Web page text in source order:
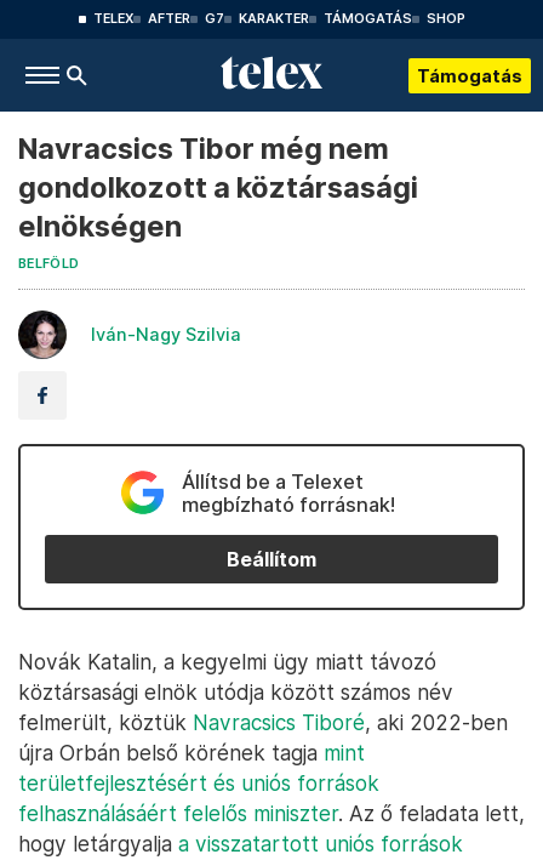
TELEX AFTER G7 KARAKTER TÁMOGATÁS SHOP
Támogatás
Navracsics Tibor még nem
gondolkozott a köztársasági
elnökségen
BELFÖLD
Iván-Nagy Szilvia
Állítsd be a Telexet
megbízható forrásnak!
Beállítom
Novák Katalin, a kegyelmi ügy miatt távozó
köztársasági elnök utódja között számos név
felmerült, köztük Navracsics Tiboré, aki 2022-ben
újra Orbán belső körének tagja mint
területfejlesztésért és uniós források
felhasználásáért felelős miniszter. Az ő feladata lett,
hogy letárgyalja a visszatartott uniós források